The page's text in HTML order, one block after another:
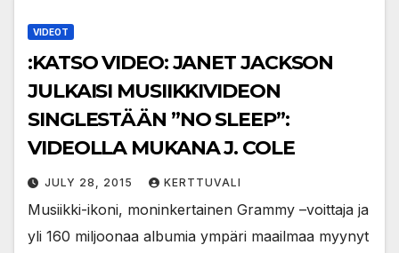
VIDEOT
:KATSO VIDEO: JANET JACKSON
JULKAISI MUSIIKKIVIDEON
SINGLESTÄÄN ”NO SLEEP”:
VIDEOLLA MUKANA J. COLE
JULY 28, 2015 KERTTUVALI
Musiikki-ikoni, moninkertainen Grammy –voittaja ja
yli 160 miljoonaa albumia ympäri maailmaa myynyt